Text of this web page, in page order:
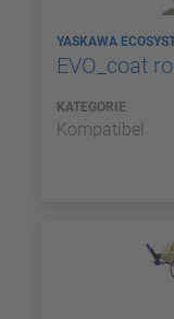
YASKAWA
EVO_coat
KATEGORIE
Kompatibel